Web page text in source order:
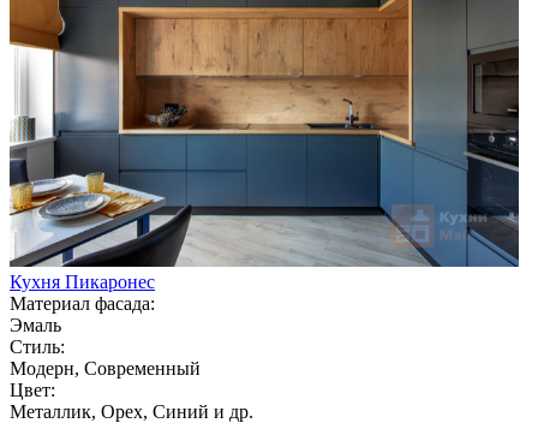
Кухня Пикаронес
Материал фасада:
Эмаль
Стиль:
Модерн, Современный
Цвет:
Металлик, Орех, Синий и др.